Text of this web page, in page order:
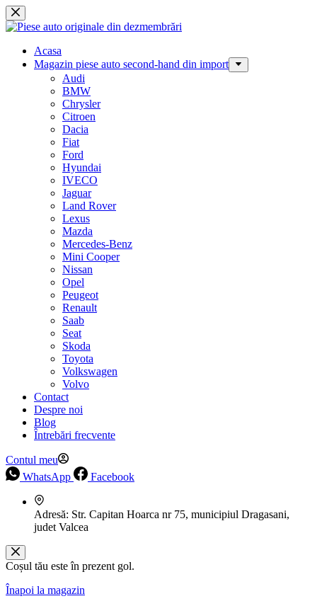
Sari
la
Acasa
Magazin piese auto second-hand din import
Audi
BMW
Chrysler
Citroen
Dacia
Fiat
Ford
Hyundai
IVECO
Jaguar
Land Rover
Lexus
Mazda
Mercedes-Benz
Mini Cooper
Nissan
Opel
Peugeot
Renault
Saab
Seat
Skoda
Toyota
Volkswagen
Volvo
Contact
Despre noi
Blog
Întrebări frecvente
Contul meu
WhatsApp
Facebook
Adresă: Str. Capitan Hoarca nr 75, municipiul Dragasani,
judet Valcea
Coșul tău este în prezent gol.
Înapoi la magazin